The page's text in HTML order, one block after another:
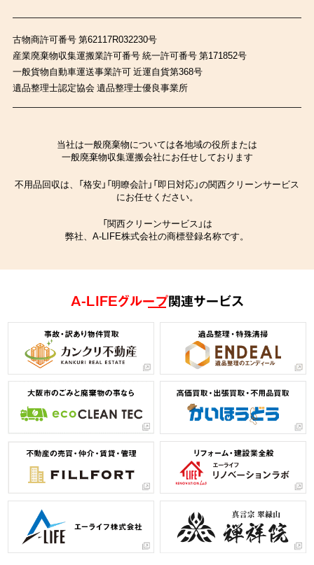
古物商許可番号 第62117R032230号
産業廃棄物収集運搬業許可番号 統一許可番号 第171852号
一般貨物自動車運送事業許可 近運自貨第368号
遺品整理士認定協会 遺品整理士優良事業所
当社は一般廃棄物については各地域の役所または
一般廃棄物収集運搬会社にお任せしております
不用品回収は、「格安」「明瞭会計」「即日対応」の関西クリーンサービス
にお任せください。
「関西クリーンサービス」は
弊社、A-LIFE株式会社の商標登録名称です。
A-LIFEグループ関連サービス